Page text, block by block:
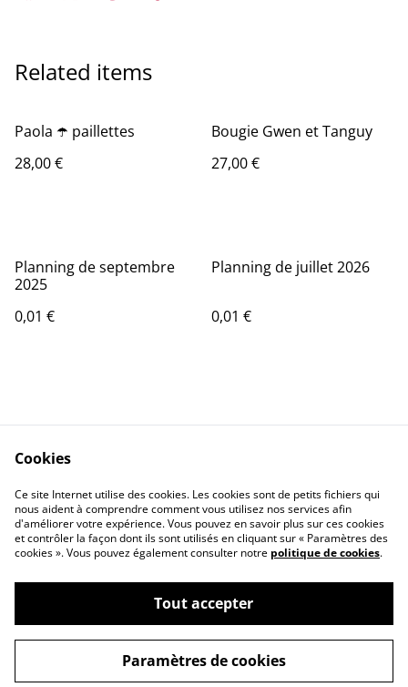
Related items
Paola ☂️ paillettes
28,00 €
Bougie Gwen et Tanguy
27,00 €
Planning de septembre
2025
0,01 €
Planning de juillet 2026
0,01 €
Contact Us
Legal Terms
Privacy Policy
Cookie Policy
©2026La Mallette de Paulette
powered by
Cookies
Ce site Internet utilise des cookies. Les cookies sont de petits fichiers qui
nous aident à comprendre comment vous utilisez nos services afin
d'améliorer votre expérience. Vous pouvez en savoir plus sur ces cookies
et contrôler la façon dont ils sont utilisés en cliquant sur « Paramètres des
cookies ». Vous pouvez également consulter notre politique de cookies.
Tout accepter
Paramètres de cookies